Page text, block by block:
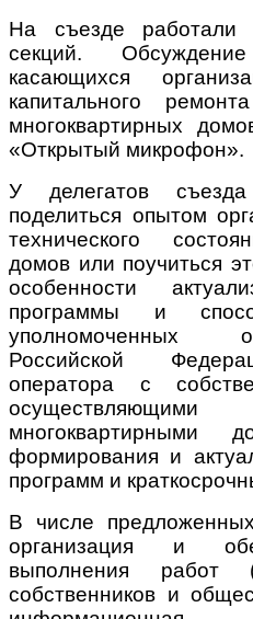
На съезде работали
секций.
касающихся
капитального
многоквартирных
«Открытый микрофон».
У делегатов
поделиться опытом
технического
домов или поучиться
особенности
программы и
уполномоченных
Российской
оператора с
многоквартирными
формирования и
программ и
В числе
организация и
выполнения работ
собственников и